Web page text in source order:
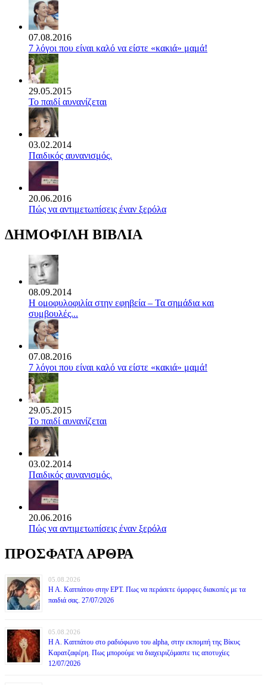
07.08.2016
7 λόγοι που είναι καλό να είστε «κακιά» μαμά!
29.05.2015
Το παιδί αυνανίζεται
03.02.2014
Παιδικός αυνανισμός.
20.06.2016
Πώς να αντιμετωπίσεις έναν ξερόλα
ΔΗΜΟΦΙΛΗ ΒΙΒΛΙΑ
08.09.2014
Η ομοφυλοφιλία στην εφηβεία – Τα σημάδια και
συμβουλές...
07.08.2016
7 λόγοι που είναι καλό να είστε «κακιά» μαμά!
29.05.2015
Το παιδί αυνανίζεται
03.02.2014
Παιδικός αυνανισμός.
20.06.2016
Πώς να αντιμετωπίσεις έναν ξερόλα
ΠΡΟΣΦΑΤΑ ΑΡΘΡΑ
05.08.2026
Η Α. Καππάτου στην ΕΡΤ. Πως να περάσετε όμορφες διακοπές με τα
παιδιά σας. 27/07/2026
05.08.2026
Η Α. Καππάτου στο ραδιόφωνο του alpha, στην εκπομπή της Βίκυς
Καρατζαφέρη. Πως μπορούμε να διαχειριζόμαστε τις αποτυχίες
12/07/2026